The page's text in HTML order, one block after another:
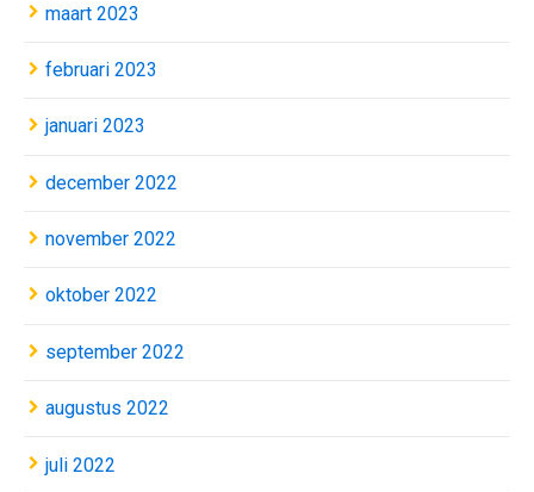
maart 2023
februari 2023
januari 2023
december 2022
november 2022
oktober 2022
september 2022
augustus 2022
juli 2022